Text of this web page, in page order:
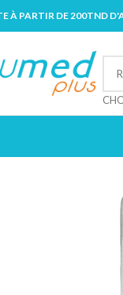
À PARTIR DE 200TND